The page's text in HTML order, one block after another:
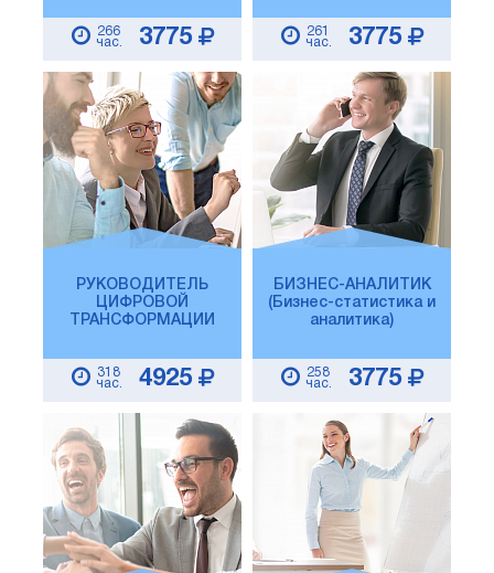
266
час.
3775
261
час.
3775
РУКОВОДИТЕЛЬ
ЦИФРОВОЙ
ТРАНСФОРМАЦИИ
318
час.
4925
БИЗНЕС-АНАЛИТИК
(Бизнес-статистика и
аналитика)
258
час.
3775